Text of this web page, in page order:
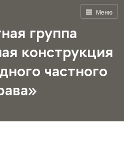
Меню
группа
конструкция
частного